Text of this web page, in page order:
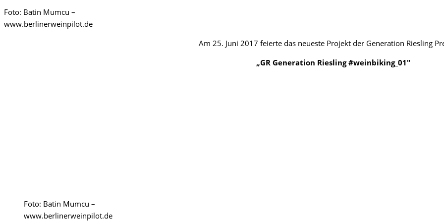
Foto: Batin Mumcu –
www.berlinerweinpilot.de
Am 25. Juni 2017 feierte das neueste Projekt der Generation Riesling
„GR Generation Riesling#weinbiking_01″
Foto: Batin Mumcu –
www.berlinerweinpilot.de